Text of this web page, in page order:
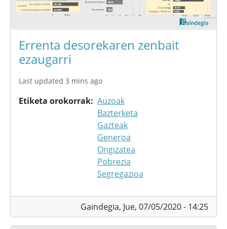
Errenta desorekaren zenbait
ezaugarri
Last updated 3 mins ago
Etiketa orokorrak Auzoak
Bazterketa
Gazteak
Generoa
Ongizatea
Pobrezia
Segregazioa
Gaindegia, Jue, 07/05/2020 - 14:25